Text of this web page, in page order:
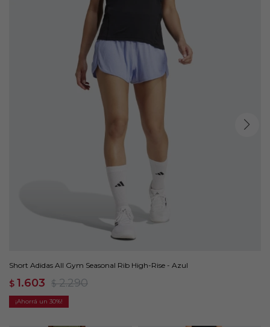
Short Adidas All Gym Seasonal Rib High-Rise - Azul
$ 1.603 $ 2.290
30